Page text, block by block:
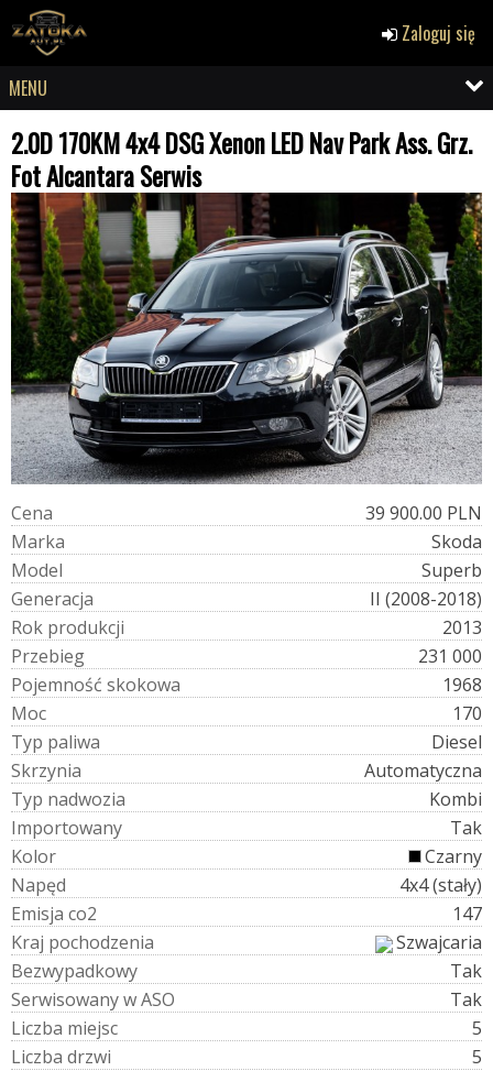
Zaloguj się
MENU
2.0D 170KM 4x4 DSG Xenon LED Nav Park Ass. Grz.
Fot Alcantara Serwis
Cena
39 900.00 PLN
Marka
Skoda
Model
Superb
Generacja
II (2008-2018)
Rok produkcji
2013
Przebieg
231 000
Pojemność skokowa
1968
Moc
170
Typ paliwa
Diesel
Skrzynia
Automatyczna
Typ nadwozia
Kombi
Importowany
Tak
Kolor
Czarny
Napęd
4x4 (stały)
Emisja co2
147
Kraj pochodzenia
Szwajcaria
Bezwypadkowy
Tak
SerwisowanywASO
Tak
Liczba miejsc
5
Liczba drzwi
5